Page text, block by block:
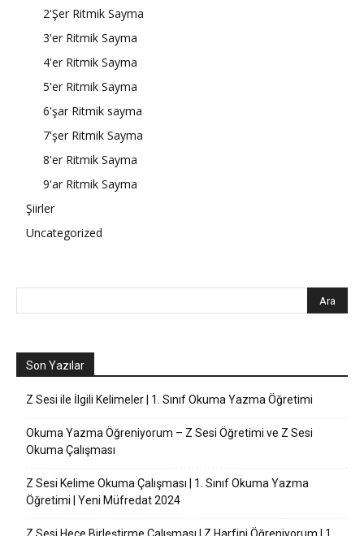
2'Şer Ritmik Sayma
3'er Ritmik Sayma
4'er Ritmik Sayma
5'er Ritmik Sayma
6'şar Ritmik sayma
7'şer Ritmik Sayma
8'er Ritmik Sayma
9'ar Ritmik Sayma
Şiirler
Uncategorized
Son Yazılar
Z Sesi ile İlgili Kelimeler | 1. Sınıf Okuma Yazma Öğretimi
Okuma Yazma Öğreniyorum – Z Sesi Öğretimi ve Z Sesi
Okuma Çalışması
Z Sesi Kelime Okuma Çalışması | 1. Sınıf Okuma Yazma
Öğretimi | Yeni Müfredat 2024